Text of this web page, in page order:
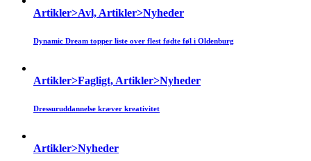
Artikler>Avl, Artikler>Nyheder
Dynamic Dream topper liste over flest fødte føl i Oldenburg
Artikler>Fagligt, Artikler>Nyheder
Dressuruddannelse kræver kreativitet
Artikler>Nyheder